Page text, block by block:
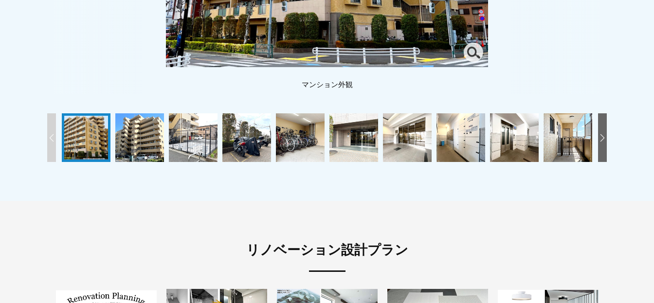
マンション外観
リノベーション設計プラン